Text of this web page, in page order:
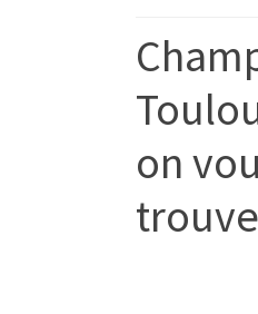
:
info
locale,
société,
culture,
politique,
météo,
on